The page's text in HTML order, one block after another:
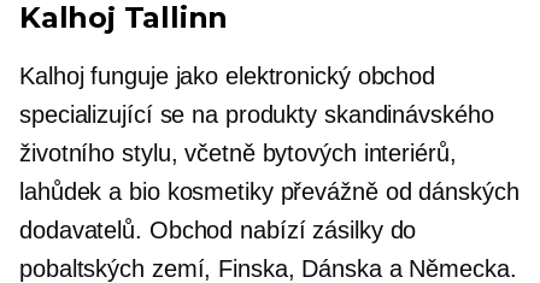
Kalhoj Tallinn
Kalhoj funguje jako elektronický obchod
specializující se na produkty skandinávského
životního stylu, včetně bytových interiérů,
lahůdek a bio kosmetiky převážně od dánských
dodavatelů. Obchod nabízí zásilky do
pobaltských zemí, Finska, Dánska a Německa.